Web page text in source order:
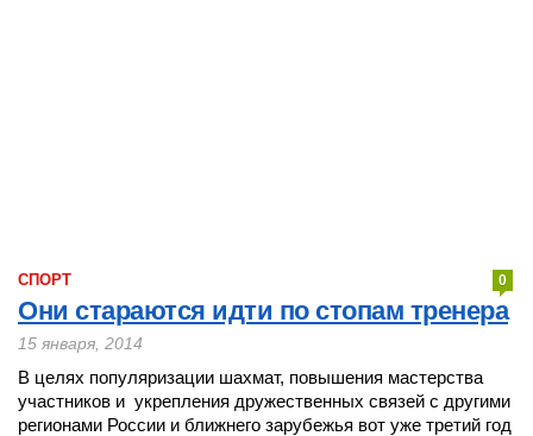
СПОРТ 0
Они стараются идти по стопам тренера
15 января, 2014
В целях популяризации шахмат, повышения мастерства
участников и укрепления дружественных связей с другими
регионами России и ближнего зарубежья вот уже третий год